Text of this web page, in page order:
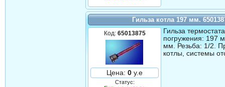
Гильза котла 197 мм.
Код: 65013875
Цена: 0 у.е
Статус:
Гильза
погружения: 197
мм. Резьба: 1/2.
котлы, системы